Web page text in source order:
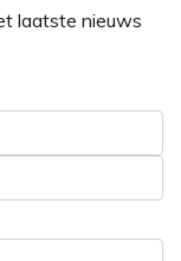
laatste nieuws